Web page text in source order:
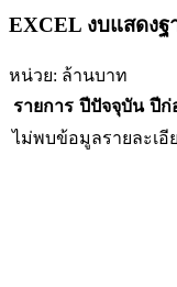
EXCEL งบแสดงฐ
หน่วย: ล้านบาท
รายการ ปีปัจจุบัน ปีก่
ไม่พบข้อมูลรายละเ